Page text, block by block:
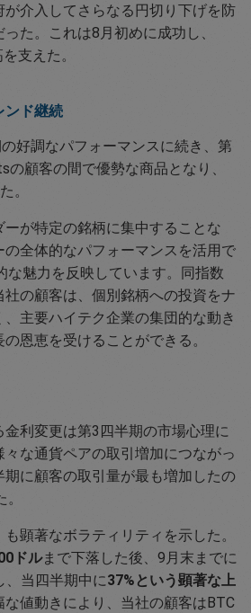
が介入してさらなる円切り下げを防
た。これは8月初めに成功し、
支えた。
ンド継続
好調なパフォーマンスに続き、第
の顧客の間で優勢な商品となり、
。
ーが特定の銘柄に集中することな
の全体的なパフォーマンスを活用で
な魅力を反映しています。同指数
社の顧客は、個別銘柄への投資をナ
主要ハイテク企業の集団的な動き
恩恵を受けることができる。
利変更は第3四半期の市場心理に
な通貨ペアの取引増加につながっ
に顧客の取引量が最も増加したの
も顕著なボラティリティを示した。
ドルまで下落した後、9月末までに
、当四半期中に37%という顕著な上
な値動きにより、当社の顧客はBTC